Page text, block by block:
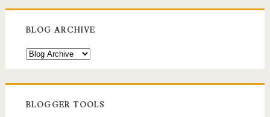
BLOG ARCHIVE
BLOGGER TOOLS